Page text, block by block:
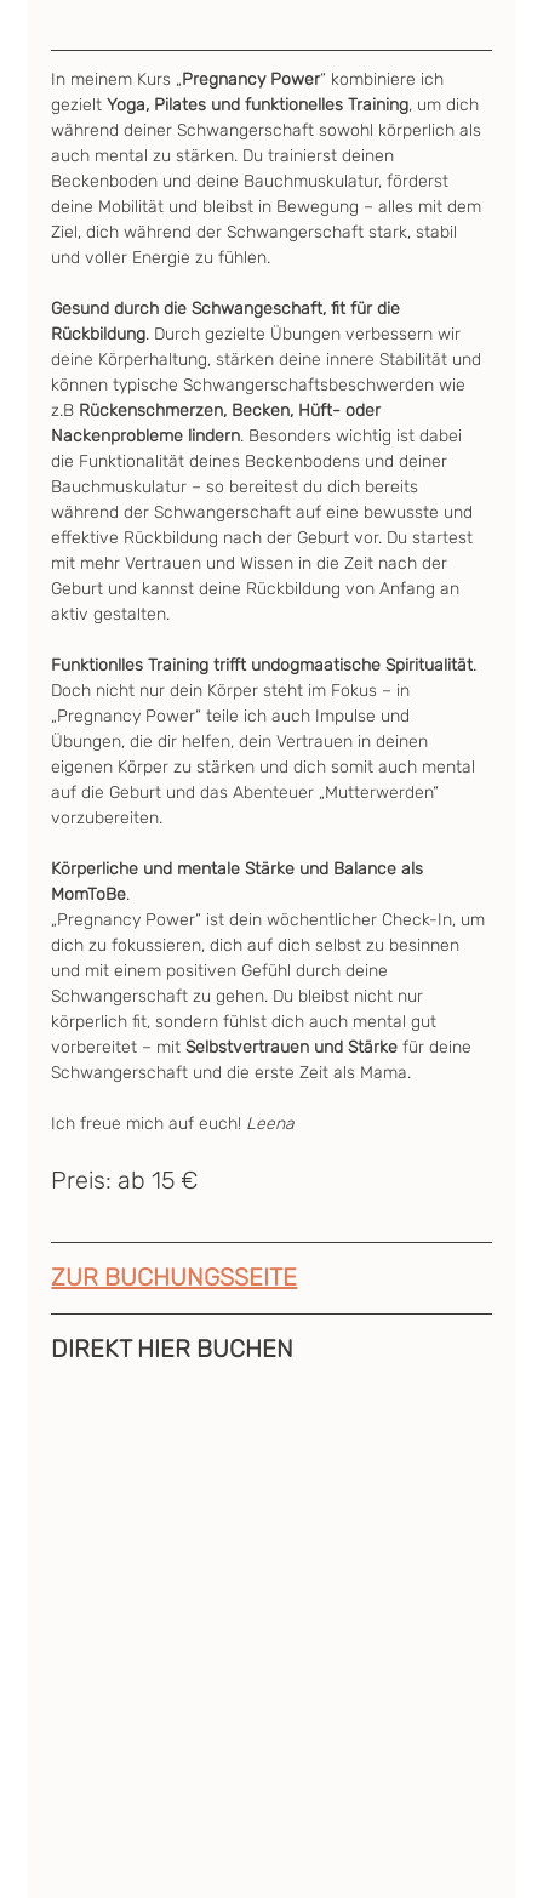
In meinem Kurs „Pregnancy Power“ kombiniere ich
gezielt Yoga, Pilates und funktionelles Training, um dich
während deiner Schwangerschaft sowohl körperlich als
auch mental zu stärken. Du trainierst deinen
Beckenboden und deine Bauchmuskulatur, förderst
deine Mobilität und bleibst in Bewegung – alles mit dem
Ziel, dich während der Schwangerschaft stark, stabil
und voller Energie zu fühlen.
Gesund durch die Schwangeschaft, fit für die
Rückbildung. Durch gezielte Übungen verbessern wir
deine Körperhaltung, stärken deine innere Stabilität und
können typische Schwangerschaftsbeschwerden wie
z.B Rückenschmerzen, Becken, Hüft- oder
Nackenprobleme lindern. Besonders wichtig ist dabei
die Funktionalität deines Beckenbodens und deiner
Bauchmuskulatur – so bereitest du dich bereits
während der Schwangerschaft auf eine bewusste und
effektive Rückbildung nach der Geburt vor. Du startest
mit mehr Vertrauen und Wissen in die Zeit nach der
Geburt und kannst deine Rückbildung von Anfang an
aktiv gestalten.
Funktionlles Training trifft undogmaatische Spiritualität.
Doch nicht nur dein Körper steht im Fokus – in
„Pregnancy Power“ teile ich auch Impulse und
Übungen, die dir helfen, dein Vertrauen in deinen
eigenen Körper zu stärken und dich somit auch mental
auf die Geburt und das Abenteuer „Mutterwerden“
vorzubereiten.
Körperliche und mentale Stärke und Balance als
MomToBe.
„Pregnancy Power“ ist dein wöchentlicher Check-In, um
dich zu fokussieren, dich auf dich selbst zu besinnen
und mit einem positiven Gefühl durch deine
Schwangerschaft zu gehen. Du bleibst nicht nur
körperlich fit, sondern fühlst dich auch mental gut
vorbereitet – mit Selbstvertrauen und Stärke für deine
Schwangerschaft und die erste Zeit als Mama.
Ich freue mich auf euch! Leena
Preis: ab 15 €
ZUR BUCHUNGSSEITE
DIREKT HIER BUCHEN